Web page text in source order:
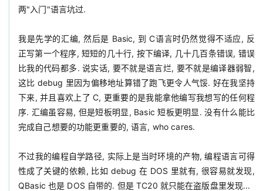
两"入门"语言坑过.
我是先学的汇编, 然后是 Basic, 到 C语言时仍然觉得不适应, 反
正写第一个程序, 短短的几十行, 按下编译, 几十几百条错误, 错误
比我的代码都多. 说实话, 要不就是语言烂, 要不就是编译器弱智,
这比 debug 里因为偏移地址算错了跑飞更令人气馁. 好在我坚持
下来, 并且喜欢上了 C, 更重要的是我能拿他编写我想写的任何程
序. 汇编虽容易, 但是短板明显, Basic 短板更明显. 没有什么能比
完成自己想要的功能更重要的, 语言, who cares.
不过我的编程自学路径, 实际上是当时环境的产物, 编程语言可得
性成了关键的依赖, 比如 debug 在 DOS 里就有, 很容易就发现,
QBasic 也是 DOS 自带的. 但是 TC20 就只能在盗版盘里发现...